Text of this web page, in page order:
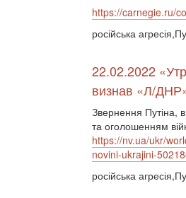
https://carnegie.ru/
російська
22.02.2022
визнав «Л/
Звернення Путіна,
та оголошенням
https://nv.ua/ukr/
novini-ukrajini-
російська